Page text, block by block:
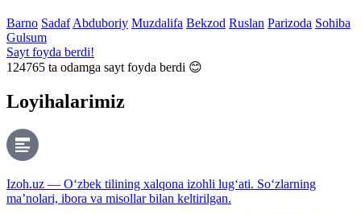
Barno Sadaf Abduboriy Muzdalifa Bekzod Ruslan Parizoda Sohiba
Gulsum
Sayt foyda berdi!
124765 ta odamga sayt foyda berdi 😊
Loyihalarimiz
Izoh.uz — O‘zbek tilining xalqona izohli lug‘ati. So‘zlarning
ma’nolari, ibora va misollar bilan keltirilgan.